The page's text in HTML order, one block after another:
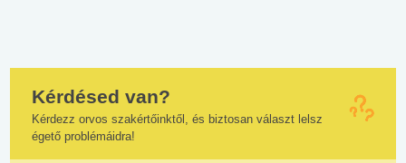
Kérdésed van?
Kérdezz orvos szakértőinktől, és biztosan választ lelsz
égető problémáidra!